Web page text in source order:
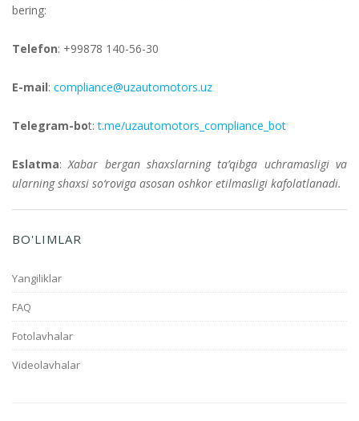
bering:
Telefon: +99878 140-56-30
E-mail: compliance@uzautomotors.uz
Telegram-bot:t.me/uzautomotors_compliance_bot
Eslatma:Xabar bergan shaxslarning ta’qibga uchramasligi va
ularning shaxsi so‘roviga asosan oshkor etilmasligi kafolatlanadi.
BO'LIMLAR
Yangiliklar
FAQ
Fotolavhalar
Videolavhalar